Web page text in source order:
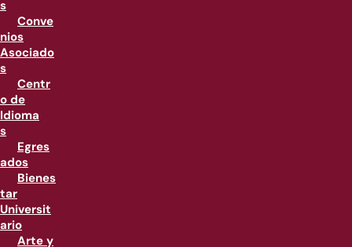
s
Conve
nios
Asociado
s
Centr
o de
Idioma
s
Egres
ados
Bienes
tar
Universit
ario
Arte y